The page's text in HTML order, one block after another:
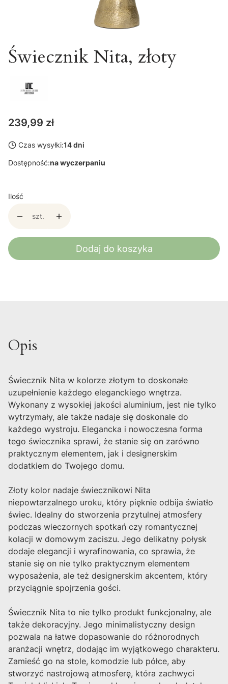
Świecznik Nita, złoty
Cena
239,99 zł
Czas wysyłki:14 dni
Dostępność:na wyczerpaniu
Ilość
szt.
Dodaj do koszyka
Opis
Świecznik Nita w kolorze złotym to doskonałe
uzupełnienie każdego eleganckiego wnętrza.
Wykonany z wysokiej jakości aluminium, jest nie tylko
wytrzymały, ale także nadaje się doskonale do
każdego wystroju. Elegancka i nowoczesna forma
tego świecznika sprawi, że stanie się on zarówno
praktycznym elementem, jak i designerskim
dodatkiem do Twojego domu.
Złoty kolor nadaje świecznikowi Nita
niepowtarzalnego uroku, który pięknie odbija światło
świec. Idealny do stworzenia przytulnej atmosfery
podczas wieczornych spotkań czy romantycznej
kolacji w domowym zaciszu. Jego delikatny połysk
dodaje elegancji i wyrafinowania, co sprawia, że
stanie się on nie tylko praktycznym elementem
wyposażenia, ale też designerskim akcentem, który
przyciągnie spojrzenia gości.
Świecznik Nita to nie tylko produkt funkcjonalny, ale
także dekoracyjny. Jego minimalistyczny design
pozwala na łatwe dopasowanie do różnorodnych
aranżacji wnętrz, dodając im wyjątkowego charakteru.
Zamieść go na stole, komodzie lub półce, aby
stworzyć nastrojową atmosferę, która zachwyci